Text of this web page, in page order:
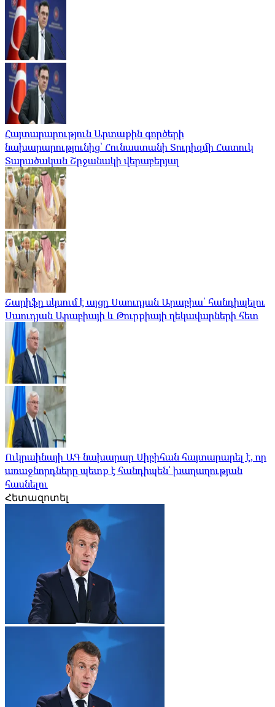
Հայտարարություն Արտաքին գործերի
նախարարությունից՝ Հունաստանի Տուրիզմի Հատուկ
Տարածական Շրջանակի վերաբերյալ
Շարիֆը սկսում է այցը Սաուդյան Արաբիա՝ հանդիպելու
Սաուդյան Արաբիայի և Թուրքիայի ղեկավարների հետ
Ուկրաինայի ԱԳ նախարար Սիբիհան հայտարարել է, որ
առաջնորդները պետք է հանդիպեն՝ խաղաղության
հասնելու
Հետազոտել